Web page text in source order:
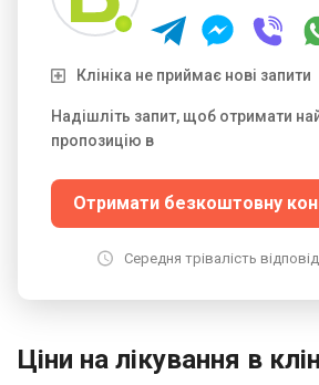
Клініка не приймає нові запити
Надішліть запит, щоб отримати
пропозицію в
Отримати безкоштовну
Середня трівалість
Ціни на лікування в